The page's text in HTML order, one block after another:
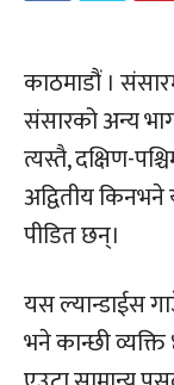
काठमाडौं ।
संसारको अन्य
त्यस्तै, दक्षिण-
अद्वितीय किनभने
पीडित छन्।
यस ल्यान्डाईस
भने कान्छी